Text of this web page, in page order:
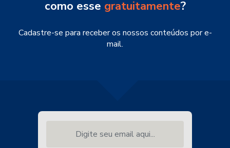
como esse gratuitamente?
Cadastre-se para receber os nossos conteúdos por e-
mail.